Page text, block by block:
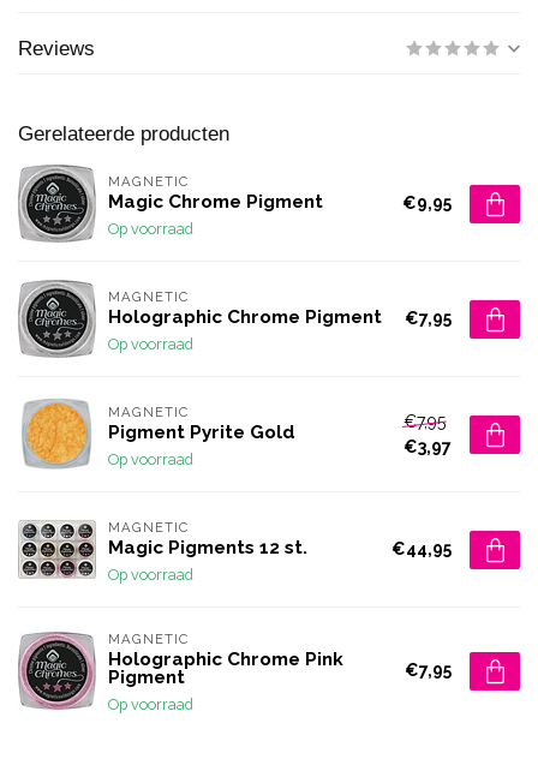
Reviews
Gerelateerde producten
MAGNETIC
Magic Chrome Pigment
Op voorraad
€9,95
MAGNETIC
Holographic Chrome Pigment
Op voorraad
€7,95
MAGNETIC
Pigment Pyrite Gold
Op voorraad
€7,95
€3,97
MAGNETIC
Magic Pigments 12 st.
Op voorraad
€44,95
MAGNETIC
Holographic Chrome Pink
Pigment
Op voorraad
€7,95